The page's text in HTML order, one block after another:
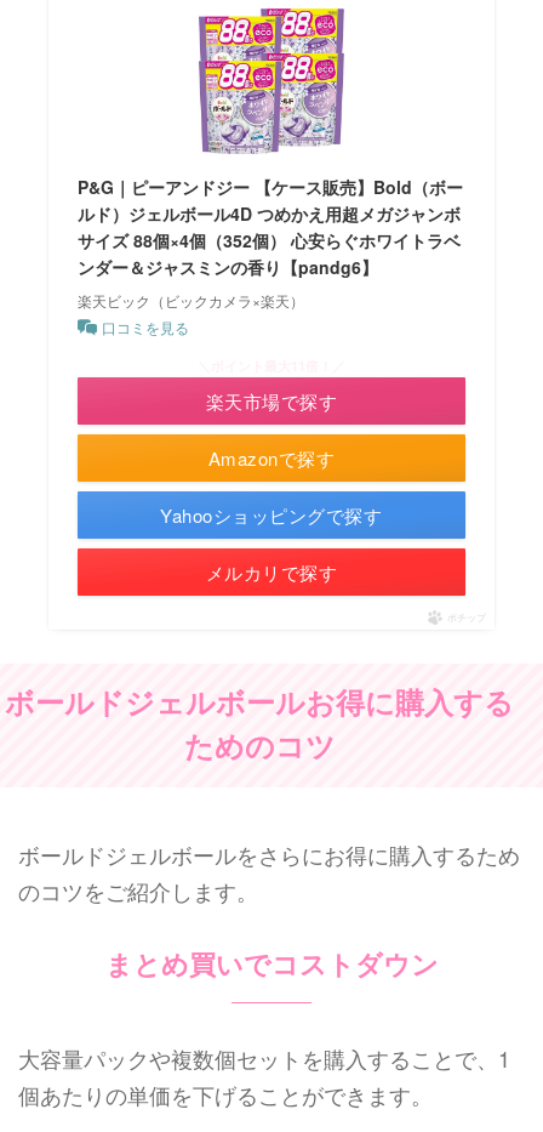
P&G｜ピーアンドジー 【ケース販売】Bold（ボー
ルド）ジェルボール4D つめかえ用超メガジャンボ
サイズ 88個×4個（352個） 心安らぐホワイトラベ
ンダー＆ジャスミンの香り【pandg6】
楽天ビック（ビックカメラ×楽天）
口コミを見る
Amazonで探す
楽天市場で探す
Yahooショッピングで探す
メルカリで探す
ポチップ
ボールドジェルボールお得に購入する
ためのコツ
ボールドジェルボールをさらにお得に購入するため
のコツをご紹介します。
まとめ買いでコストダウン
大容量パックや複数個セットを購入することで、1
個あたりの単価を下げることができます。